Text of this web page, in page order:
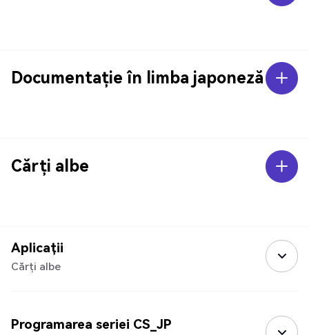
Documentație în limba japoneză
Cărți albe
Aplicații
Cărți albe
Programarea seriei CS_JP